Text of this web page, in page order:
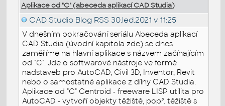
Aplikace od "C" (abeceda aplikací CAD Studia)
CAD Studio Blog RSS 30.led.2021 v 11:25
V dnešním pokračování seriálu Abeceda aplikací
CAD Studia (úvodní kapitola zde) se dnes
zaměříme na hlavní aplikace s názvem začínajícím
od "C". Jde o softwarové nástroje ve formě
nadstaveb pro AutoCAD, Civil 3D, Inventor, Revit
nebo o samostatné aplikace z dílny CAD Studia.
Aplikace od "C" Centroid - freeware LISP utilita pro
AutoCAD - vytvoří objekty těžiště, popř. těžiště s